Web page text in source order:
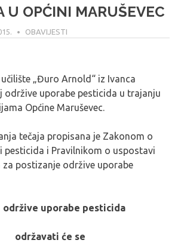
U OPĆINI MARUŠEVEC
MODERATOR
OBAVIJESTI
„Đuro Arnold“ iz Ivanca
održive uporabe pesticida u trajanju
Općine Maruševec.
tečaja propisana je Zakonom o
pesticida i Pravilnikom o uspostavi
postizanje održive uporabe
održive uporabe pesticida
održavati će se